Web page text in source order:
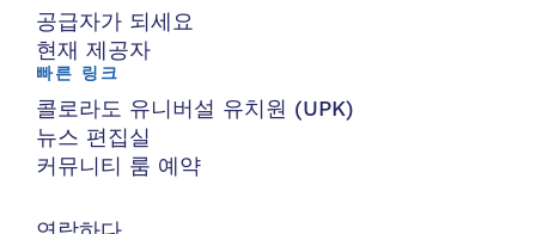
공급자가 되세요
현재 제공자
빠른 링크
콜로라도 유니버설 유치원 (UPK)
뉴스 편집실
커뮤니티 룸 예약